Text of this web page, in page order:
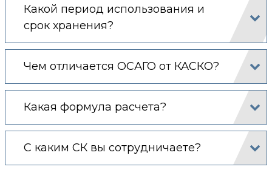
Какой период использования и
срок хранения?
Чем отличается ОСАГО от КАСКО?
Какая формула расчета?
С каким СК вы сотрудничаете?